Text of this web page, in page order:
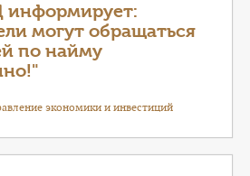
информирует:
могут обращаться
по найму
экономики и инвестиций